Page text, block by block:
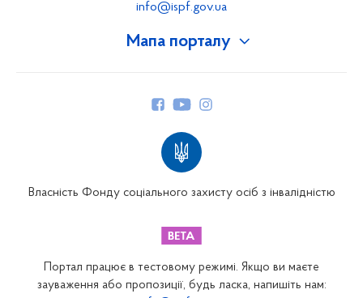
Мапа порталу
Закарпатське відділення
info@ispf.gov.ua
Власність Фонду соціального захисту осіб з інвалідністю
Портал працює в тестовому режимі. Якщо ви маєте
зауваження або пропозиції, будь ласка, напишіть нам: